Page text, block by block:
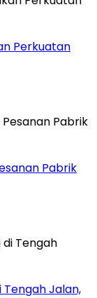
Perkuatan
Pabrik
Tengah Jalan,